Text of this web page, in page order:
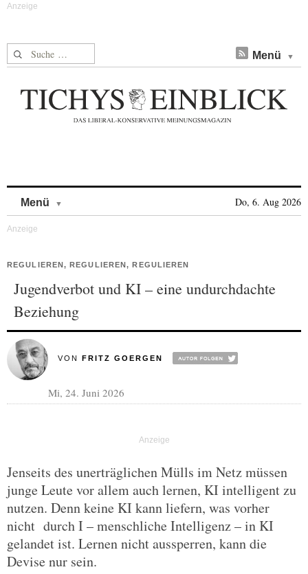
Suche nach: Menü
Menü Do, 6. Aug 2026
REGULIEREN, REGULIEREN, REGULIEREN
Jugendverbot und KI – eine undurchdachte
Beziehung
VON FRITZ GOERGEN
Mi, 24. Juni 2026
Jenseits des unerträglichen Mülls im Netz müssen
junge Leute vor allem auch lernen, KI intelligent zu
nutzen. Denn keine KI kann liefern, was vorher
nicht durch I – menschliche Intelligenz – in KI
gelandet ist. Lernen nicht aussperren, kann die
Devise nur sein.